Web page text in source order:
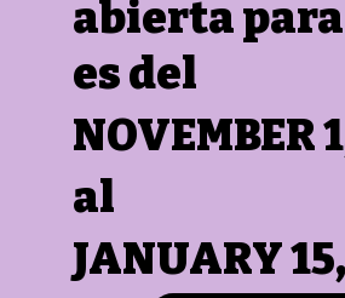
abierta
es del
NOVEMBER
al
JANUARY